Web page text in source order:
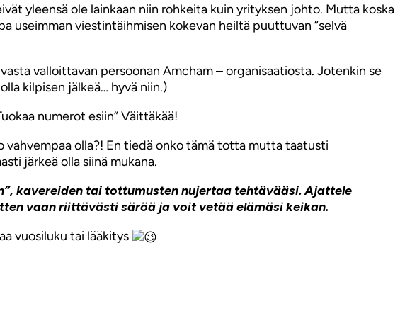
yleensä ole lainkaan niin rohkeita kuin yrityksen johto. Mutta koska
useimman viestintäihmisen kokevan heiltä puuttuvan ”selvä
valloittavan persoonan Amcham – organisaatiosta. Jotenkin se
kilpisen jälkeä… hyvä niin.)
numerot esiin” Väittäkää!
vahvempaa olla?! En tiedä onko tämä totta mutta taatusti
järkeä olla siinä mukana.
kavereiden tai tottumusten nujertaa tehtävääsi. Ajattele
vaan riittävästi säröä ja voit vetää elämäsi keikan.
vuosiluku tai lääkitys